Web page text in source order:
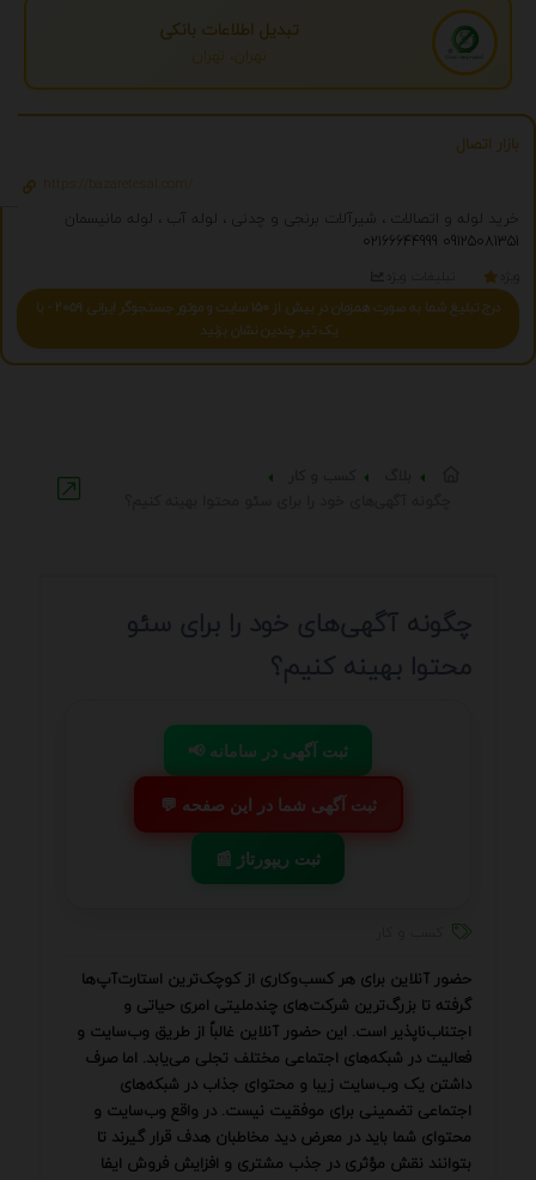
تبدیل اطلاعات بانکی
تهران، تهران
بازار اتصال
https://bazaretesal.com/
خرید لوله و اتصالات ، شیرآلات برنجی و چدنی ، لوله آب ، لوله مانیسمان
02166644999 09125081351
درج تبلیغ شما به صورت همزمان در بیش از 150 سایت و موتور جستجوگر ایرانی 2059 - با
یک تیر چندین نشان بزنید
چگونه آگهی‌های خود را برای سئو
محتوا بهینه کنیم؟
📢 ثبت آگهی در سامانه
💬 ثبت آگهی شما در این صفحه
📰 ثبت ریپورتاژ
حضور آنلاین برای هر کسب‌وکاری از کوچک‌ترین استارت‌آپ‌ها
گرفته تا بزرگ‌ترین شرکت‌های چندملیتی امری حیاتی و
اجتناب‌ناپذیر است. این حضور آنلاین غالباً از طریق وب‌سایت و
فعالیت در شبکه‌های اجتماعی مختلف تجلی می‌یابد. اما صرف
داشتن یک وب‌سایت زیبا و محتوای جذاب در شبکه‌های
اجتماعی تضمینی برای موفقیت نیست. در واقع وب‌سایت و
محتوای شما باید در معرض دید مخاطبان هدف قرار گیرند تا
بتوانند نقش مؤثری در جذب مشتری و افزایش فروش ایفا